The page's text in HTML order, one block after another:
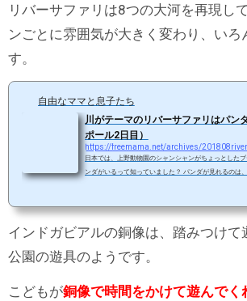
リバーサファリは8つの大河を再現し
ンごとに雰囲気が大きく変わり、いろ
す。
自由なママと息子たち
川がテーマのリバーサファリはパン
ポール2日目）
https://freemama.net/archives/
日本では、上野動物園のシャンシャンがちょっとした
ンダがいるって知っていました？ パンダが見れるのは
ン・リバークエスト」は体験すべき！ 豪華パンダ御殿
ジア初！川がテーマの動物園リバーサファリは、アジア
インドガビアルの銅像は、踏みつけて
公園の遊具のようです。
こどもが銅像で時間をかけて遊んでく